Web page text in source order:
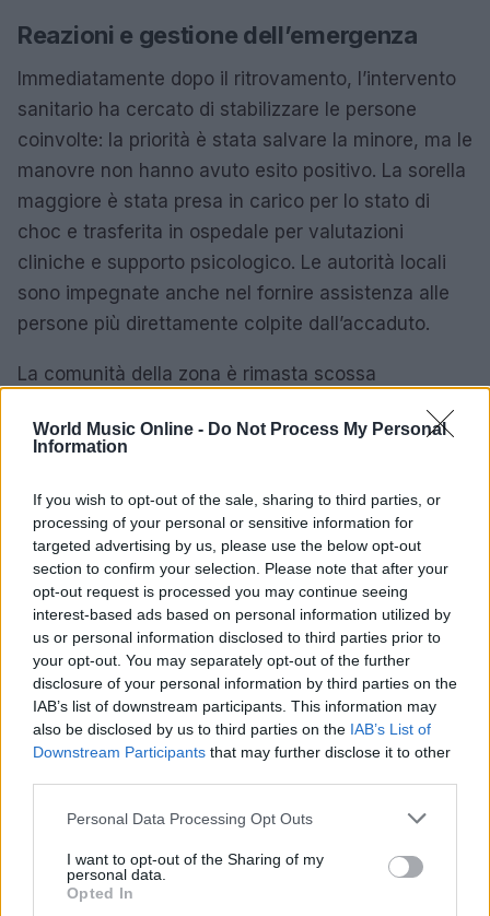
World Music Online - Do Not Process My Personal
Information
If you wish to opt-out of the sale, sharing to third parties, or
processing of your personal or sensitive information for
targeted advertising by us, please use the below opt-out
section to confirm your selection. Please note that after your
opt-out request is processed you may continue seeing
interest-based ads based on personal information utilized by
us or personal information disclosed to third parties prior to
your opt-out. You may separately opt-out of the further
disclosure of your personal information by third parties on the
IAB’s list of downstream participants. This information may
also be disclosed by us to third parties on the IAB’s List of
Downstream Participants that may further disclose it to other
Please note that this website/app uses one or more Google
not limited to your visit or usage behaviour. You may click to
grant or deny consent to Google and its third-party tags to
use your data for below specified purposes in below Google
Personal Data Processing Opt Outs
I want to opt-out of the Sharing of my
personal data.
Opted In
Reazioni e gestione dell’emergenza
Immediatamente dopo il ritrovamento, l’intervento
sanitario ha cercato di stabilizzare le persone
coinvolte: la priorità è stata salvare la minore, ma le
manovre non hanno avuto esito positivo. La sorella
maggiore è stata presa in carico per lo stato di
choc e trasferita in ospedale per valutazioni
cliniche e supporto psicologico. Le autorità locali
sono impegnate anche nel fornire assistenza alle
persone più direttamente colpite dall’accaduto.
La comunità della zona è rimasta scossa
interrogativi sulla salute mentale e sulla protezione
organi preposti, potranno seguire le eventuali
implicazioni di carattere sociale e di tutela che
emergeranno dalle indagini.
Le indagini della Squadra mobileproseguiranno
con gli accertamenti tecnici e con l’audizione di
testimoni ritenuti utili. Fino a quando non saranno
completati gli esami medico-legali e non sarà
definita con chiarezza la dinamica dei fatti, le
autorità manterranno riservate le informazioni
sensibili.
AUTORE
Matteo Pellegrino